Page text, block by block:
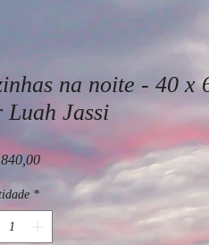
na noite - 40 x
Luah Jassi
Preço
*